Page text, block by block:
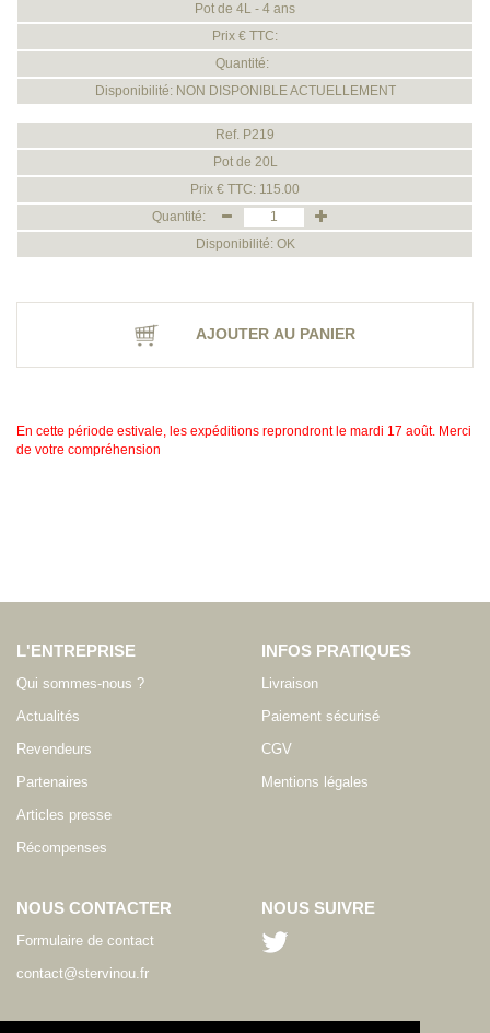
Pot de 4L - 4 ans
Prix € TTC:
Quantité:
Disponibilité: NON DISPONIBLE ACTUELLEMENT
Ref. P219
Pot de 20L
Prix € TTC: 115.00
Quantité:
Disponibilité: OK
AJOUTER AU PANIER
En cette période estivale, les expéditions reprondront le mardi 17 août. Merci
de votre compréhension
L'ENTREPRISE
Qui sommes-nous ?
Actualités
Revendeurs
Partenaires
Articles presse
Récompenses
INFOS PRATIQUES
Livraison
Paiement sécurisé
CGV
Mentions légales
NOUS CONTACTER
Formulaire de contact
contact@stervinou.fr
NOUS SUIVRE